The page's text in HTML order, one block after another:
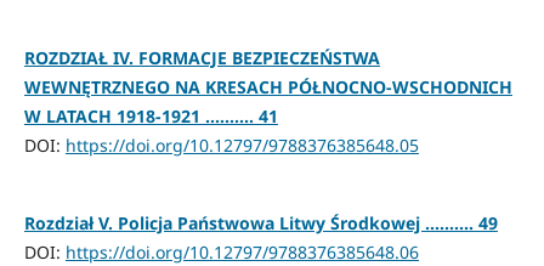
ROZDZIAŁ IV. FORMACJE BEZPIECZEŃSTWA
WEWNĘTRZNEGO NA KRESACH PÓŁNOCNO-WSCHODNICH
W LATACH 1918-1921 .......... 41
DOI: https://doi.org/10.12797/9788376385648.05
Rozdział V. Policja Państwowa Litwy Środkowej .......... 49
DOI: https://doi.org/10.12797/9788376385648.06